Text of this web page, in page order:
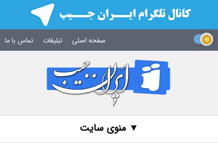
صفحه اصلی تبلیغات تماس با ما
▼ منوی سایت